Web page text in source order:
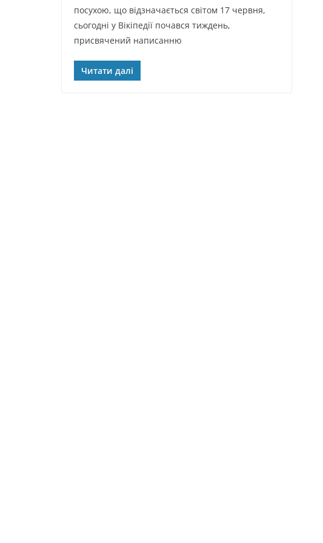
посухою, що відзначається світом 17 червня,
сьогодні у Вікіпедії почався тиждень,
присвячений написанню
Читати далі